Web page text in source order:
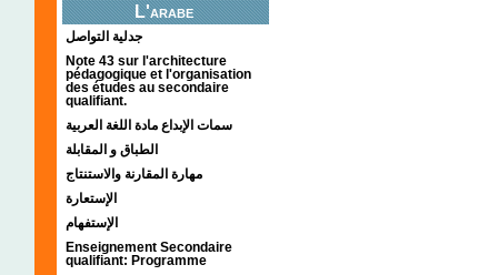
L'arabe
جدلية التواصل
Note 43 sur l'architecture
pédagogique et l'organisation
des études au secondaire
qualifiant.
سمات الإبداع مادة اللغة العربية
الطباق و المقابلة
مهارة المقارنة والاستنتاج
الإستعارة
الإستفهام
Enseignement Secondaire
qualifiant: Programme